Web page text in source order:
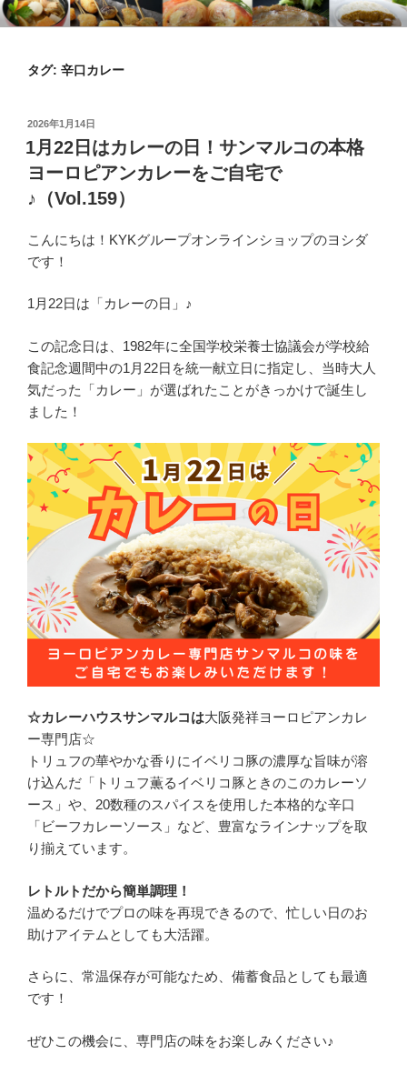
コ
ン
KYKオンラインブログ
特集 ～オンラインショップ～
タグ: 辛口カレー
投
稿
日:
2026年1月14日
1月22日はカレーの日！サンマルコの本格
ヨーロピアンカレーをご自宅で
♪（Vol.159）
こんにちは！KYKグループオンラインショップのヨシダ
です！
1月22日は「カレーの日」♪
この記念日は、1982年に全国学校栄養士協議会が学校給
食記念週間中の1月22日を統一献立日に指定し、当時大人
気だった「カレー」が選ばれたことがきっかけで誕生し
ました！
☆カレーハウスサンマルコは大阪発祥ヨーロピアンカレ
ー専門店☆
トリュフの華やかな香りにイベリコ豚の濃厚な旨味が溶
け込んだ「トリュフ薫るイベリコ豚ときのこのカレーソ
ース」や、20数種のスパイスを使用した本格的な辛口
「ビーフカレーソース」など、豊富なラインナップを取
り揃えています。
レトルトだから簡単調理！
温めるだけでプロの味を再現できるので、忙しい日のお
助けアイテムとしても大活躍。
さらに、常温保存が可能なため、備蓄食品としても最適
です！
ぜひこの機会に、専門店の味をお楽しみください♪